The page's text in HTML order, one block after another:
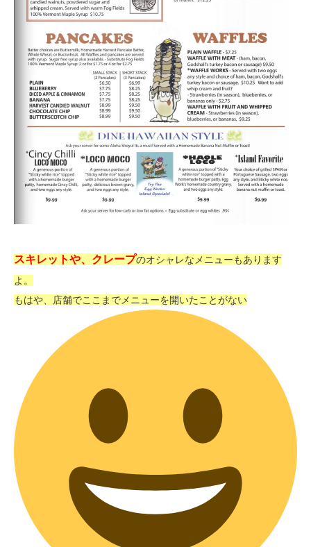
スキレットや、クレープのオシャレなメニューもあります
よ。
もはや、店舗でここまでメニューを開いたことがない